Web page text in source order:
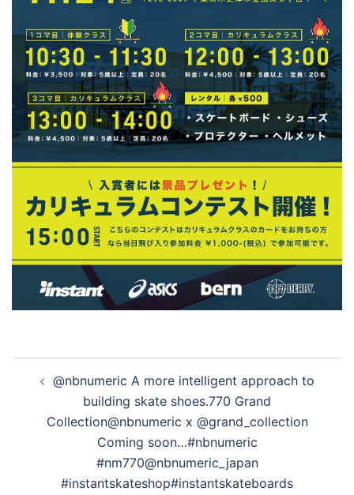
@nbnumeric A more intelligent approach to
building skate shoes.770 Grand
Collection@nbnumeric x @grand_collection
Coming soon…#nbnumeric
#nm770@nbnumeric_japan
#instantskateshop#instantskateboards